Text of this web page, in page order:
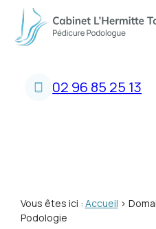
02 96 85 25 13
Vous êtes ici : Accueil >
Podologie
Panneau de gestion des cookies